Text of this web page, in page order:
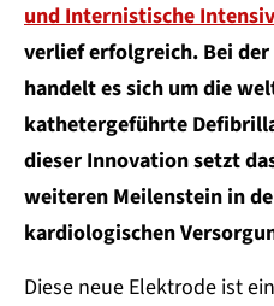
und Internistische
verlief erfolgreich. Bei
handelt es sich um die
kathetergeführte
dieser Innovation setzt
weiteren Meilenstein in
kardiologischen
Diese neue Elektrode ist